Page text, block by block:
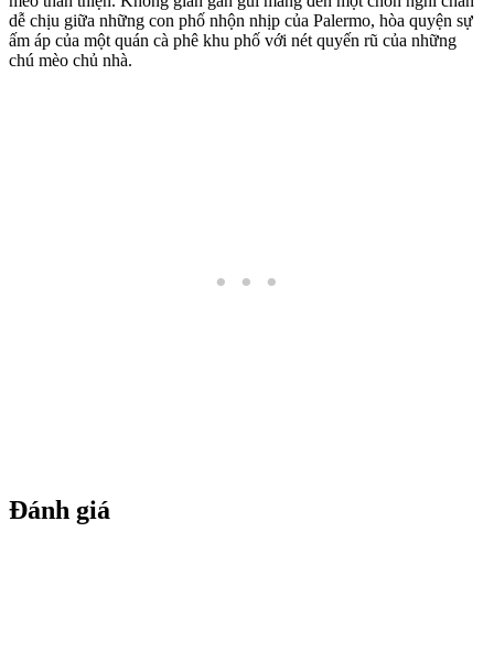
dễ chịu giữa những con phố nhộn nhịp của Palermo, hòa quyện sự
ấm áp của một quán cà phê khu phố với nét quyến rũ của những
chú mèo chủ nhà.
Đánh giá